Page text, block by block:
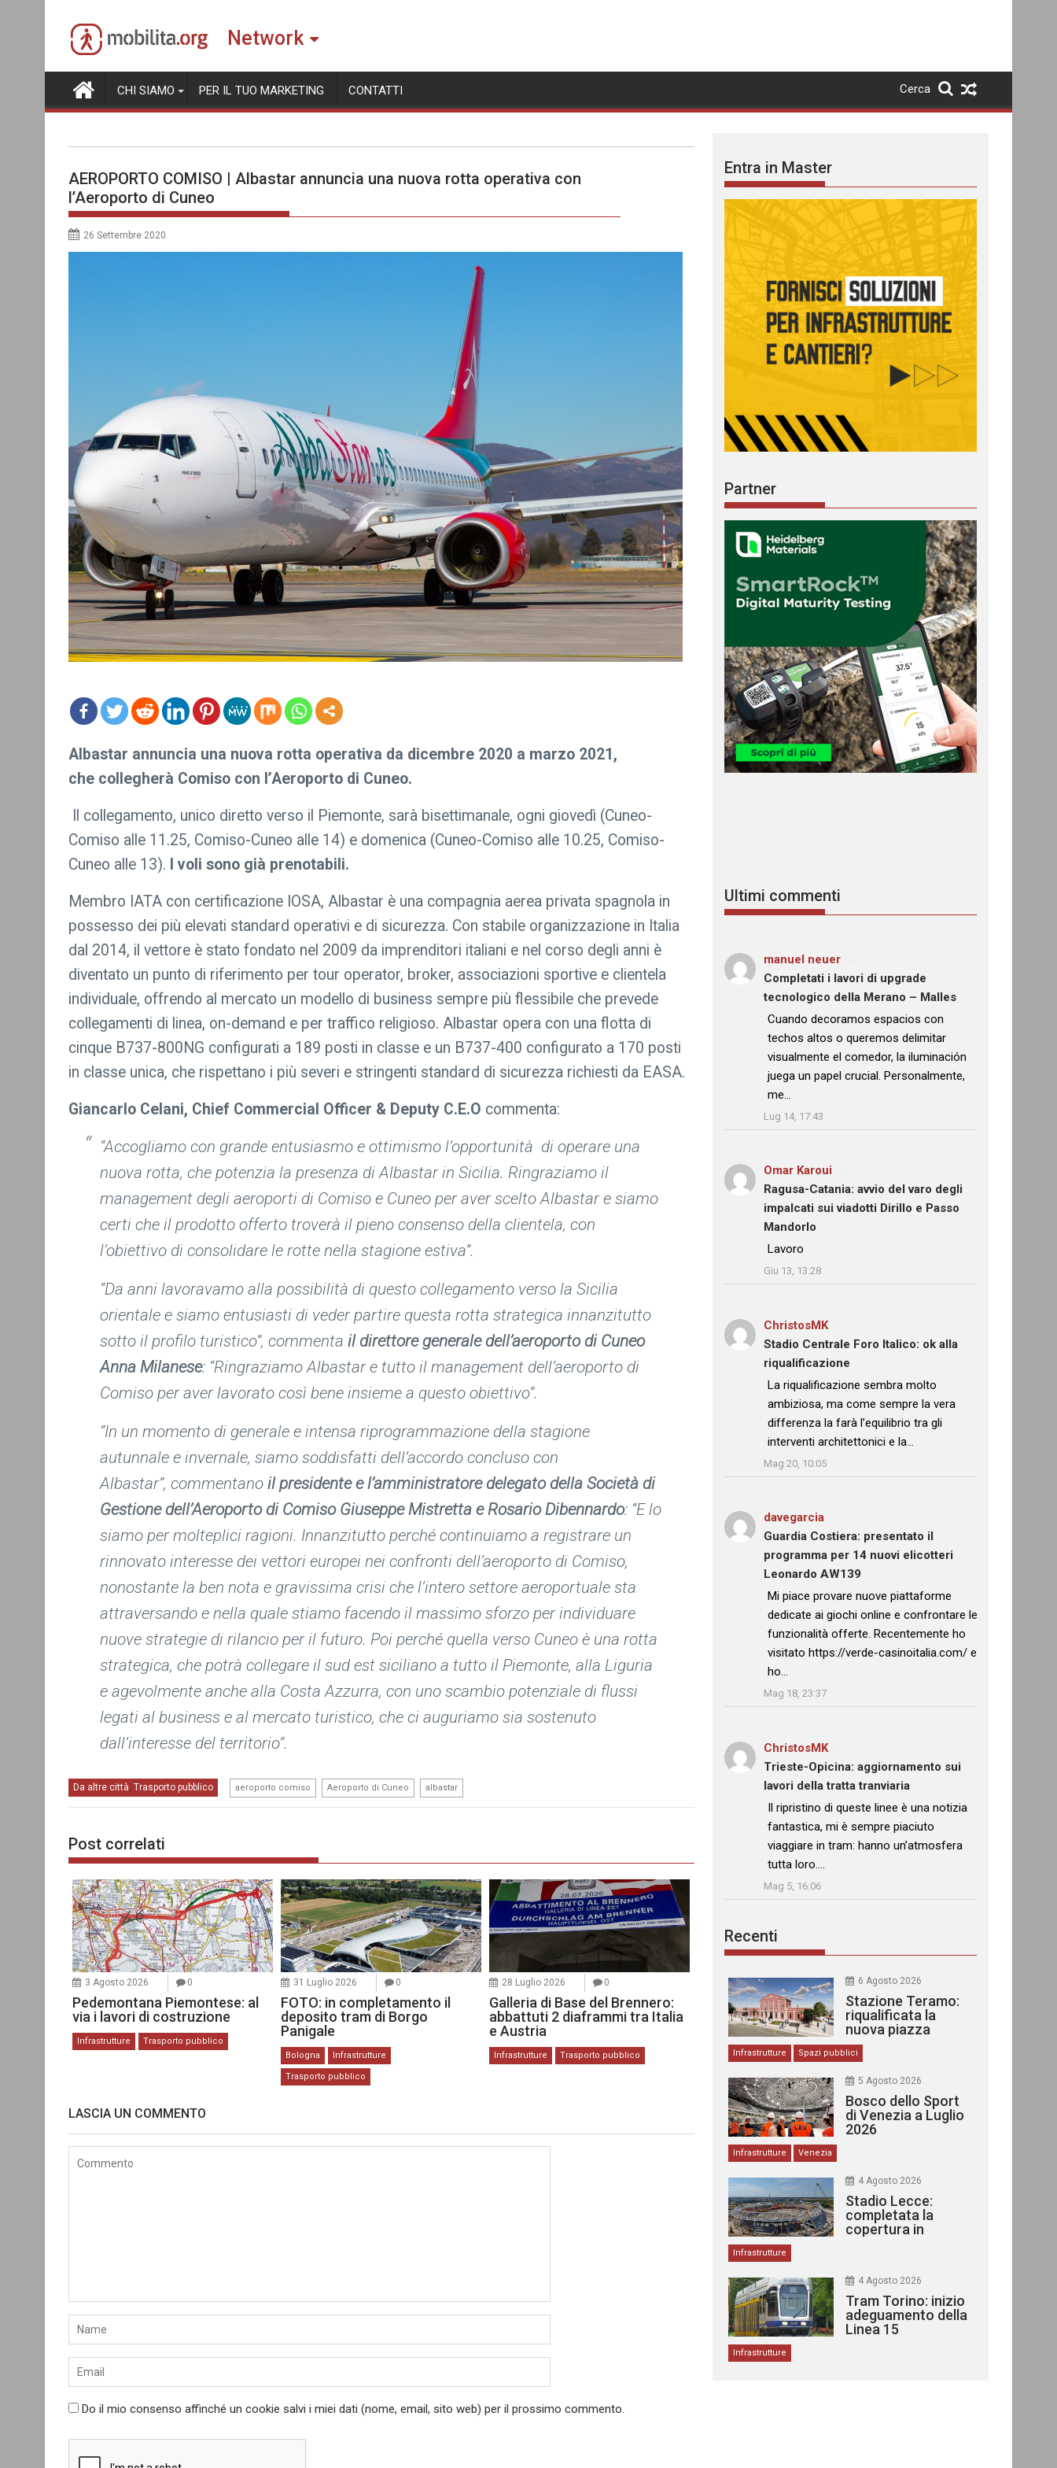
content
Network
CHI SIAMO PER IL TUO MARKETING CONTATTI Cerca
AEROPORTO COMISO | Albastar annuncia una nuova rotta operativa con
l’Aeroporto di Cuneo
26 Settembre 2020
re
Albastar annuncia una nuova rotta operativa da dicembre 2020 a marzo 2021,
che collegherà Comiso con l’Aeroporto di Cuneo.
Il collegamento, unico diretto verso il Piemonte, sarà bisettimanale, ogni giovedì (Cuneo-
Comiso alle 11.25, Comiso-Cuneo alle 14) e domenica (Cuneo-Comiso alle 10.25, Comiso-
Cuneo alle 13).
I voli sono già prenotabili.
Membro IATA con certificazione IOSA, Albastar è una compagnia aerea privata spagnola in
possesso dei più elevati standard operativi e di sicurezza. Con stabile organizzazione in Italia
dal 2014, il vettore è stato fondato nel 2009 da imprenditori italiani e nel corso degli anni è
diventato un punto di riferimento per tour operator, broker, associazioni sportive e clientela
individuale, offrendo al mercato un modello di business sempre più flessibile che prevede
collegamenti di linea, on-demand e per traffico religioso. Albastar opera con una flotta di
cinque B737-800NG configurati a 189 posti in classe e un B737-400 configurato a 170 posti
in classe unica, che rispettano i più severi e stringenti standard di sicurezza richiesti da EASA.
Giancarlo Celani, Chief Commercial Officer & Deputy C.E.O commenta:
“Accogliamo con grande entusiasmo e ottimismo l’opportunità di operare una
nuova rotta, che potenzia la presenza di Albastar in Sicilia. Ringraziamo il
management degli aeroporti di Comiso e Cuneo per aver scelto Albastar e siamo
certi che il prodotto offerto troverà il pieno consenso della clientela, con
l’obiettivo di consolidare le rotte nella stagione estiva”.
“Da anni lavoravamo alla possibilità di questo collegamento verso la Sicilia
orientale e siamo entusiasti di veder partire questa rotta strategica innanzitutto
sotto il profilo turistico”, commenta il direttore generale dell’aeroporto di Cuneo
Anna Milanese: “Ringraziamo Albastar e tutto il management dell’aeroporto di
Comiso per aver lavorato così bene insieme a questo obiettivo”.
“In un momento di generale e intensa riprogrammazione della stagione
autunnale e invernale, siamo soddisfatti dell’accordo concluso con
Albastar”, commentano il presidente e l’amministratore delegato della Società di
Gestione dell’Aeroporto di Comiso Giuseppe Mistretta e Rosario Dibennardo: “E lo
siamo per molteplici ragioni. Innanzitutto perché continuiamo a registrare un
rinnovato interesse dei vettori europei nei confronti dell’aeroporto di Comiso,
nonostante la ben nota e gravissima crisi che l’intero settore aeroportuale sta
attraversando e nella quale stiamo facendo il massimo sforzo per individuare
nuove strategie di rilancio per il futuro. Poi perché quella verso Cuneo è una rotta
strategica, che potrà collegare il sud est siciliano a tutto il Piemonte, alla Liguria
e agevolmente anche alla Costa Azzurra, con uno scambio potenziale di flussi
legati al business e al mercato turistico, che ci auguriamo sia sostenuto
dall’interesse del territorio”.
Da altre città, Trasporto pubblico aeroporto comiso Aeroporto di Cuneo albastar
Post correlati
3 Agosto 2026 0
Pedemontana Piemontese: al
via i lavori di costruzione
Infrastrutture Trasporto pubblico
31 Luglio 2026 0
FOTO: in completamento il
deposito tram di Borgo
Panigale
Bologna Infrastrutture
Trasporto pubblico
28 Luglio 2026 0
Galleria di Base del Brennero:
abbattuti 2 diaframmi tra Italia
e Austria
Infrastrutture Trasporto pubblico
LASCIA UN COMMENTO
Do il mio consenso affinché un cookie salvi i miei dati (nome, email, sito web) per il prossimo commento.
Entra in Master
Partner
Ultimi commenti
manuel neuer
Completati i lavori di upgrade
tecnologico della Merano – Malles
: “
Cuando decoramos espacios con
techos altos o queremos delimitar
visualmente el comedor, la iluminación
juega un papel crucial. Personalmente,
me…
Lug 14, 17:43
Omar Karoui
Ragusa-Catania: avvio del varo degli
impalcati sui viadotti Dirillo e Passo
Mandorlo
: “Lavoro
Giu 13, 13:28
ChristosMKsu
Stadio Centrale Foro Italico: ok alla
riqualificazione
: “La riqualificazione sembra molto
ambiziosa, ma come sempre la vera
differenza la farà l’equilibrio tra gli
interventi architettonici e la…
Mag 20, 10:05
davegarcia
Guardia Costiera: presentato il
programma per 14 nuovi elicotteri
Leonardo AW139
: “
Mi piace provare nuove piattaforme
dedicate ai giochi online e confrontare le
funzionalità offerte. Recentemente ho
visitato https://verde-casinoitalia.com/ e
ho…
Mag 18, 23:37
ChristosMKsu
Trieste-Opicina: aggiornamento sui
lavori della tratta tranviaria
: “
Il ripristino di queste linee è una notizia
fantastica, mi è sempre piaciuto
viaggiare in tram: hanno un’atmosfera
tutta loro.…
Mag 5, 16:06
Recenti
6 Agosto 2026
Stazione Teramo:
riqualificata la
nuova piazza
urbana
Infrastrutture Spazi pubblici
5 Agosto 2026
Bosco dello Sport
di Venezia a Luglio
2026
Infrastrutture Venezia
4 Agosto 2026
Stadio Lecce:
completata la
copertura in
Infrastrutture
4 Agosto 2026
Tram Torino: inizio
adeguamento della
Linea 15
Infrastrutture